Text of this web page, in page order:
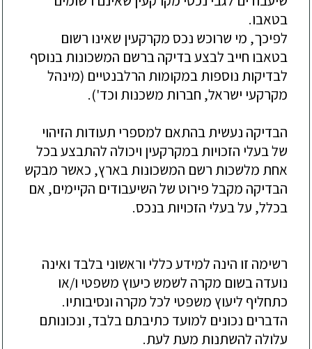
בטאבו.
לפיכך, מי שרוכש נכס מקרקעין שאינו רשום
בטאבו חייב לבצע בדיקה ברשם המשכונות בנוסף
לבדיקות נוספות במקומות הרלבנטיים (מינהל
מקרקעי ישראל, חברות משכנות וכד').
הבדיקה נעשית בהתאם למספרי תעודות הזיהוי
של בעלי הזכויות במקרקעין ויכולה להתבצע בכל
אחת מלשכות רשם המשכונות בארץ, כאשר מבקש
הבדיקה מקבל פירוט של השיעבודים הקיימים, אם
בכלל, על בעלי הזכויות בנכס.
רשימה זו הינה למידע כללי וראשוני בלבד ואינה
נועדה בשום מקרה לשמש כיעוץ משפטי ו/או
כתחליף ליעוץ משפטי לכל מקרה ונסיבותיו.
הדברים נכונים למועד כתיבתם בלבד, ונכונותם
עלולה להשתנות מעת לעת.